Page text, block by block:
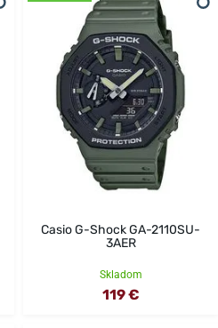
Casio G-Shock GA-2110SU-
3AER
Skladom
119 €